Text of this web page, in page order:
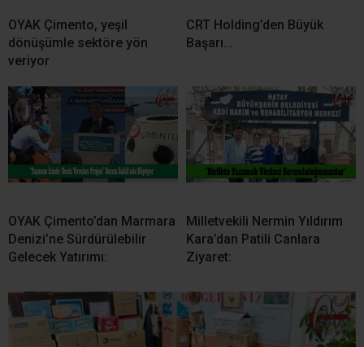
OYAK Çimento, yeşil
dönüşümle sektöre yön
veriyor
CRT Holding’den Büyük
Başarı…
OYAK Çimento’dan Marmara
Denizi’ne Sürdürülebilir
Gelecek Yatırımı:
Milletvekili Nermin Yıldırım
Kara’dan Patili Canlara
Ziyaret: